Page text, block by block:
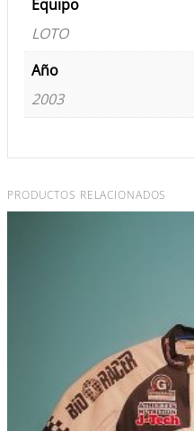
Equipo
LOTO
Año
2003
PRODUCTOS RELACIONADOS